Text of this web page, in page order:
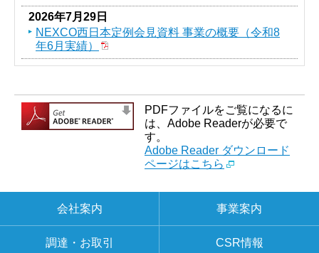
2026年7月29日
NEXCO西日本定例会見資料 事業の概要（令和8
年6月実績）
PDFファイルをご覧になるに
は、Adobe Readerが必要で
す。
Adobe Reader ダウンロード
ページはこちら
会社案内 事業案内
調達・お取引 CSR情報